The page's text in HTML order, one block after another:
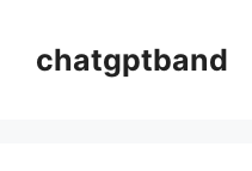
chatgptband